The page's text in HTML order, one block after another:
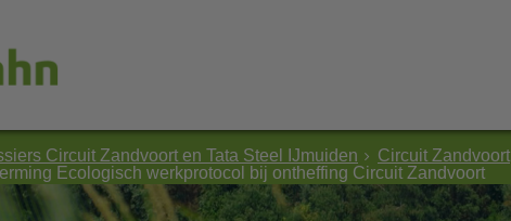
Circuit Zandvoort en Tata Steel IJmuiden Circuit Zandvoort
Ecologisch werkprotocol bij ontheffing Circuit Zandvoort